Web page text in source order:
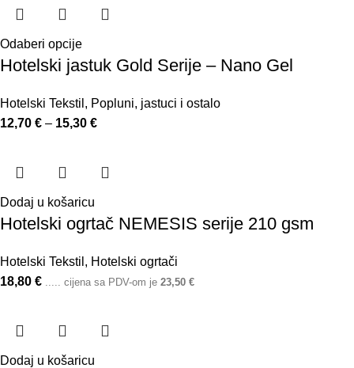
Odaberi opcije
Hotelski jastuk Gold Serije – Nano Gel
Hotelski Tekstil , Popluni, jastuci i ostalo
12,70 € – 15,30 €
Dodaj u košaricu
Hotelski ogrtač NEMESIS serije 210 gsm
Hotelski Tekstil , Hotelski ogrtači
18,80 € ..... cijena sa PDV-om je 23,50 €
Dodaj u košaricu